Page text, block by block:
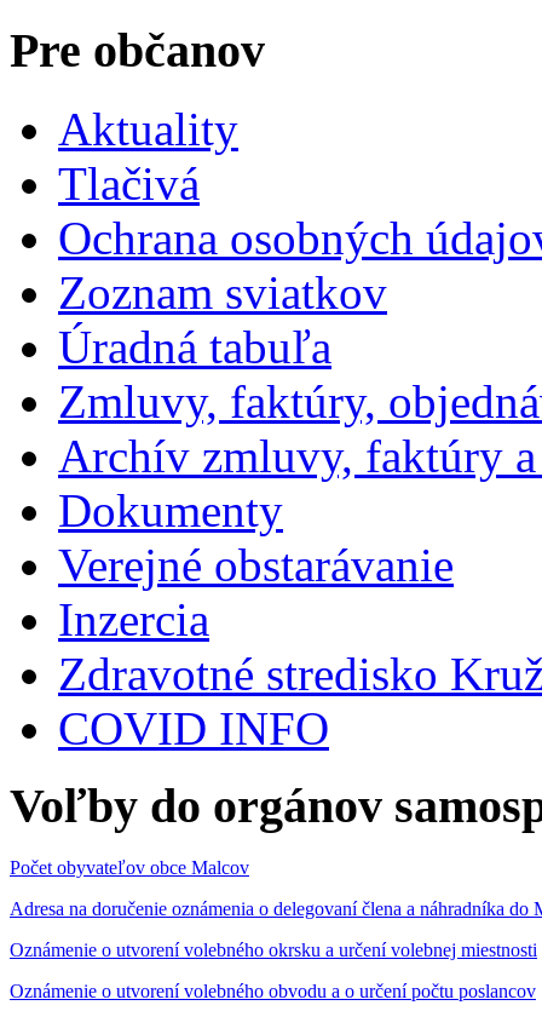
Pre občanov
Aktuality
Tlačivá
Ochrana osobných
Zoznam sviatkov
Úradná tabuľa
Zmluvy, faktúry,
Archív zmluvy, faktúry
Dokumenty
Verejné obstarávanie
Inzercia
Zdravotné stredisko
COVID INFO
Voľby do orgánov
Počet obyvateľov obce Malcov
Adresa na doručenie oznámenia o delegovaní člena a náhradníka
Oznámenie o utvorení volebného okrsku a určení volebnej miestnosti
Oznámenie o utvorení volebného obvodu a o určení počtu poslancov